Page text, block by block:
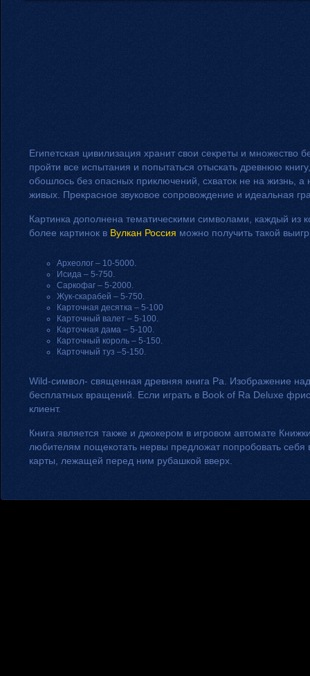
Египетская цивилизация хранит свои секреты и
пройти все испытания и попытаться отыскать древнюю
обошлось без опасных приключений, схваток не на жизнь,
живых. Прекрасное звуковое сопровождение и идеальная
Картинка дополнена тематическими символами, каждый
более картинок в Вулкан Россия можно получить такой
Археолог – 10-5000.
Исида – 5-750.
Саркофаг – 5-2000.
Жук-скарабей – 5-750.
Карточная десятка – 5-100
Карточный валет – 5-100.
Карточная дама – 5-100.
Карточный король – 5-150.
Карточный туз –5-150.
Wild-символ- священная древняя книга Ра. Изображение
бесплатных вращений. Если играть в Book of Ra Deluxe
клиент.
Книга является также и джокером в игровом автомате
любителям пощекотать нервы предложат попробовать себя
карты, лежащей перед ним рубашкой вверх.